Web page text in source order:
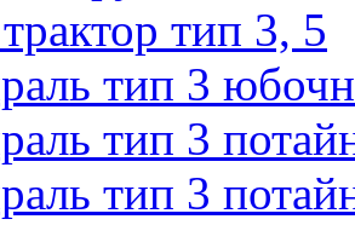
тип 3, 5
тип 3
тип 3
тип 3